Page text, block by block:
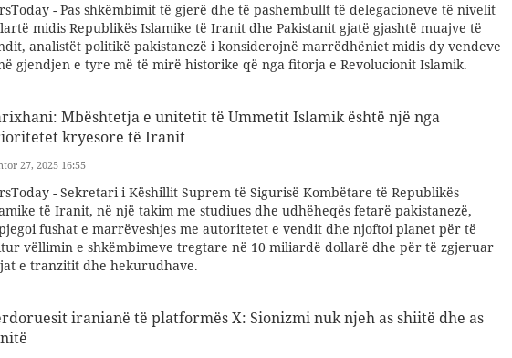
- Pas shkëmbimit të gjerë dhe të pashembullt të delegacioneve të nivelit
midis Republikës Islamike të Iranit dhe Pakistanit gjatë gjashtë muajve të
analistët politikë pakistanezë i konsiderojnë marrëdhëniet midis dy vendeve
gjendjen e tyre më të mirë historike që nga fitorja e Revolucionit Islamik.
Mbështetja e unitetit të Ummetit Islamik është një nga
kryesore të Iranit
27, 2025 16:55
- Sekretari i Këshillit Suprem të Sigurisë Kombëtare të Republikës
të Iranit, në një takim me studiues dhe udhëheqës fetarë pakistanezë,
fushat e marrëveshjes me autoritetet e vendit dhe njoftoi planet për të
vëllimin e shkëmbimeve tregtare në 10 miliardë dollarë dhe për të zgjeruar
e tranzitit dhe hekurudhave.
iranianë të platformës X: Sionizmi nuk njeh as shiitë dhe as